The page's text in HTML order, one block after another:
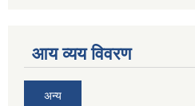
आय व्यय विवरण
अन्य